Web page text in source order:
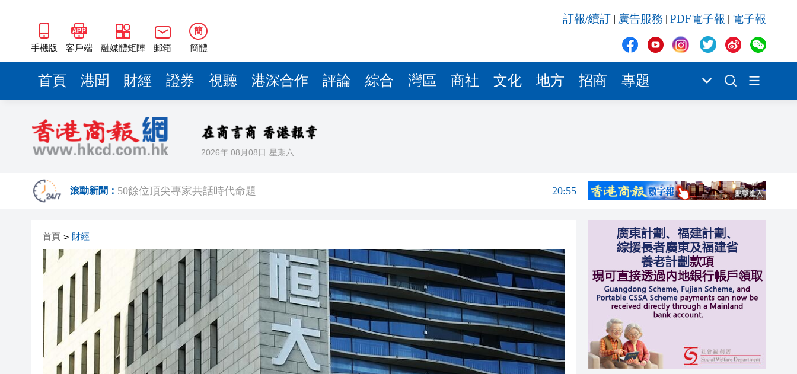
手機版 客戶端 融媒體矩陣 郵箱
簡
簡體
訂報/續訂 廣告服務 PDF電子報 電子報
首頁 港聞 財經 證券 視聽 港深合作 評論 綜合 灣區 商社 文化 地方 招商 專題
2026年 08月08日 星期六
滾動新聞：
海南澄邁文儒煥新升級 五組數據見證文儒沉香從傳統邁向現代
20:42
梁振英率港區全國政協委員考察團來瓊考察
2025年海南儋州以舊換新帶動消費約18億元
20:41
瀋陽鐵西校園閱讀活動解鎖閱讀新玩法
黎智英案｜吳良好：依法公正處理黎智英求情 罪證如山豈能妄想輕判
50餘位頂尖專家共話時代命題
20:55
2025年海南儋州以舊換新帶動消費約18億元
20:41
山東26戶省屬國企去年合計營收2.58萬億 利潤總額近936億
20:40
瀋陽鐵西校園閱讀活動解鎖閱讀新玩法
20:39
黎智英案｜吳良好：依法公正處理黎智英求情 罪證如山豈能妄想輕判
21:08
騰出更多時間專注做好宏福苑火災獨立委員會工作 李家超暫停3項公職委任
21:04
首頁 > 財經